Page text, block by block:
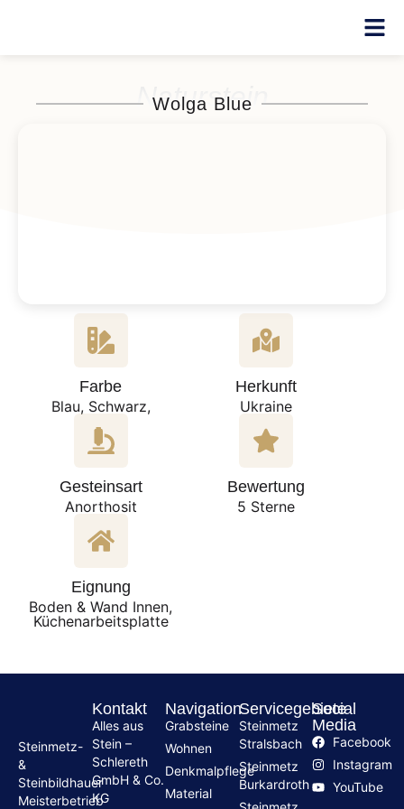
Naturstein
Wolga Blue
Farbe
Blau, Schwarz,
Herkunft
Ukraine
Gesteinsart
Anorthosit
Bewertung
5 Sterne
Eignung
Boden & Wand Innen,
Küchenarbeitsplatte
Steinmetz-
&
Steinbildhauer
Meisterbetrieb
Kontakt
Alles aus
Stein –
Schlereth
GmbH & Co.
KG
Navigation
Grabsteine
Wohnen
Denkmalpflege
Material
Servicegebiete
Steinmetz
Stralsbach
Steinmetz
Burkardroth
Social
Media
Facebook
Instagram
YouTube